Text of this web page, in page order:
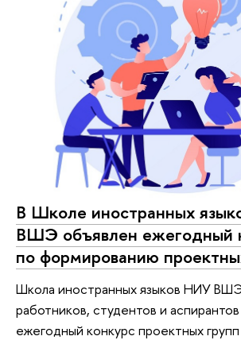
В Школе иностранных
ВШЭ объявлен ежегодный
по формированию
Школа иностранных языков НИУ
работников, студентов и
ежегодный конкурс проектных